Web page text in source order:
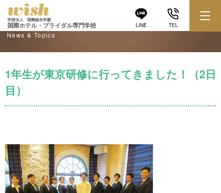
LINE TEL
学校法人 国際総合学園
国際ホテル・ブライダル専門学校
学校からのお知らせ
News & Topics
1年生が東京研修に行ってきました！（2日
目）